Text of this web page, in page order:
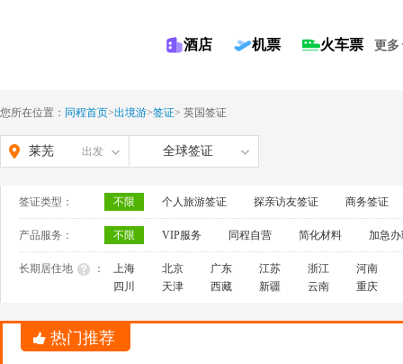
酒店 机票 火车票 更多
您所在位置： 同程首页>出境游>签证> 英国签证
莱芜 出发 全球签证
签证类型： 不限 个人旅游签证 探亲访友签证 商务签证
产品服务： 不限 VIP服务 同程自营 简化材料 加急
长期居住地 ： 上海 北京 广东 江苏 浙江
河南
四川
天津 西藏 新疆 云南 重庆
热门推荐